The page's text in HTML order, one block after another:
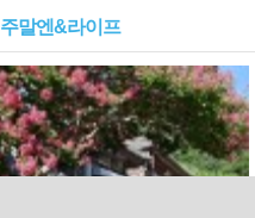
주말엔&라이프